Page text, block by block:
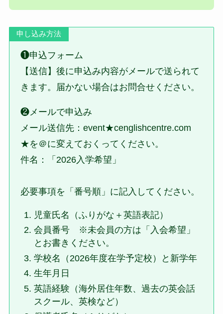
申し込み方法
❶申込フォーム
【送信】後に申込み内容がメールで送られて
きます。届かない場合はお問合せください。
❷メールで申込み
メール送信先：event★cenglishcentre.com
★を＠に変えておくってください。
件名：「2026入学希望」
必要事項を「番号順」に記入してください。
児童氏名（ふりがな＋英語表記）
会員番号 ※未会員の方は「入会希望」
とお書きください。
学校名（2026年度在学予定校）と新学年
生年月日
英語経験（海外居住年数、過去の英会話
スクール、英検など）